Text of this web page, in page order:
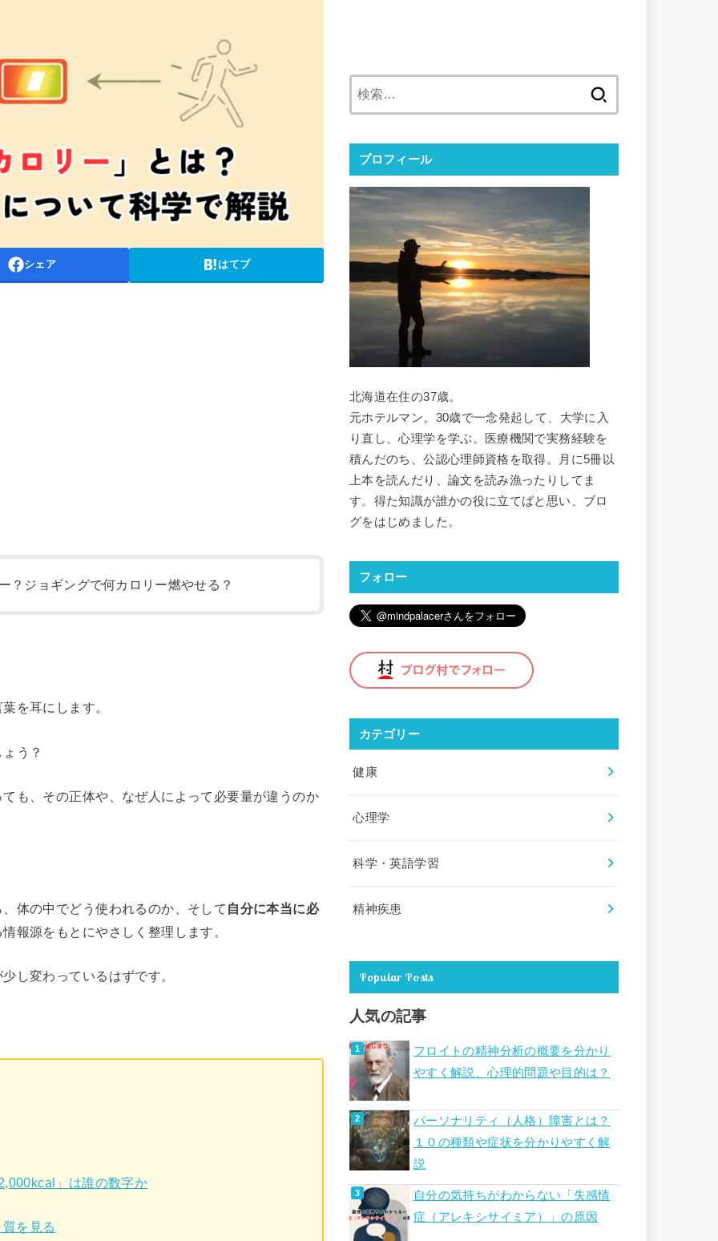
シェア はてブ
？ジョギングで何カロリー燃やせる？
を耳にします。
う？
も、その正体や、なぜ人によって必要量が違うのか
体の中でどう使われるのか、そして 自分に本当に必
報源をもとにやさしく整理します。
し変わっているはずです。
」は誰の数字か
を見る
プロフィール
北海道在住の37歳。
元ホテルマン。30歳で一念発起して、大学に入
り直し、心理学を学ぶ。医療機関で実務経験を
積んだのち、公認心理師資格を取得。月に5冊以
上本を読んだり、論文を読み漁ったりしてま
す。得た知識が誰かの役に立てばと思い、ブロ
グをはじめました。
フォロー
カテゴリー
健康
心理学
科学・英語学習
精神疾患
Popular Posts
人気の記事
フロイトの精神分析の概要を分かり
やすく解説。心理的問題や目的は？
パーソナリティ（人格）障害とは？
１０の種類や症状を分かりやすく解
説
自分の気持ちがわからない「失感情
症（アレキシサイミア）」の原因